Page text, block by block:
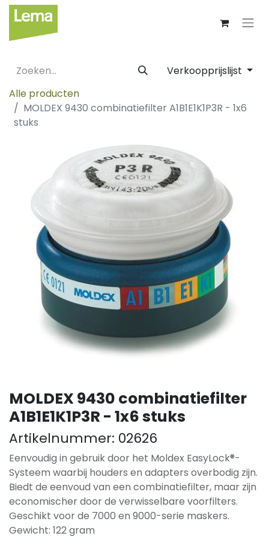
Verkoopprijslijst
Alle producten
MOLDEX 9430 combinatiefilter A1B1E1K1P3R - 1x6
stuks
MOLDEX 9430 combinatiefilter
A1B1E1K1P3R - 1x6 stuks
Artikelnummer: 02626
Eenvoudig in gebruik door het Moldex EasyLock®-
Systeem waarbij houders en adapters overbodig zijn.
Biedt de eenvoud van een combinatiefilter, maar zijn
economischer door de verwisselbare voorfilters.
Geschikt voor de 7000 en 9000-serie maskers.
Gewicht: 122 gram